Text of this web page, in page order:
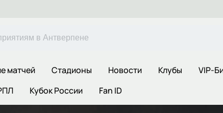
матчей Стадионы Новости Клубы
VIP-
Кубок России Fan ID